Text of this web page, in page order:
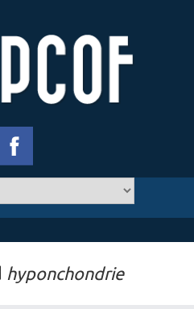
hyponchondrie